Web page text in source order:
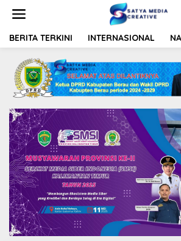
t
BERITA TERKINI INTERNASIONAL